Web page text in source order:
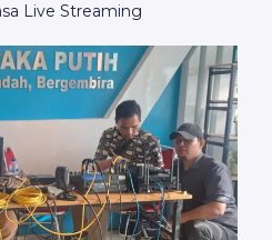
Live Streaming